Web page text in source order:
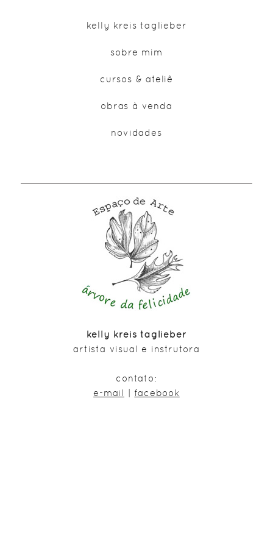
kelly kreis taglieber
sobre mim
cursos & ateliê
obras à venda
novidades
kelly kreis taglieber
artista visual e instrutora
contato:
e-mail
facebook